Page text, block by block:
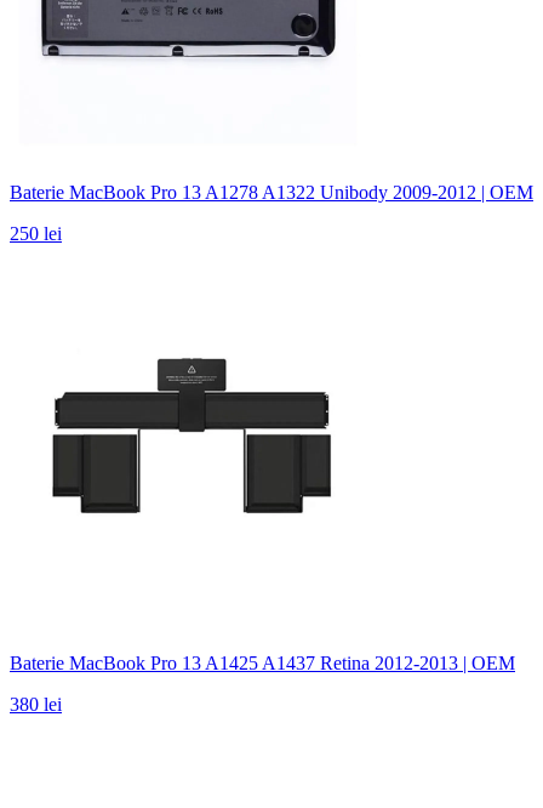
Baterie MacBook Pro 13 A1278 A1322 Unibody 2009-2012 | OEM
250 lei
Baterie MacBook Pro 13 A1425 A1437 Retina 2012-2013 | OEM
380 lei